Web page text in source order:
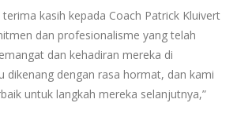
kasih kepada Coach Patrick Kluivert
dan profesionalisme yang telah
dan kehadiran mereka di
dikenang dengan rasa hormat, dan kami
untuk langkah mereka selanjutnya,”